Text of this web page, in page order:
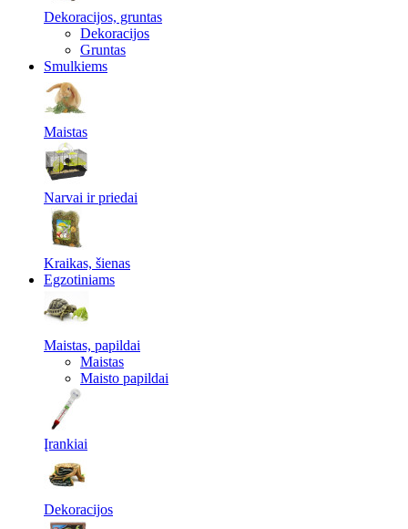
Dekoracijos, gruntas
Dekoracijos
Gruntas
Smulkiems
Maistas
Narvai ir priedai
Kraikas, šienas
Egzotiniams
Maistas, papildai
Maistas
Maisto papildai
Įrankiai
Dekoracijos